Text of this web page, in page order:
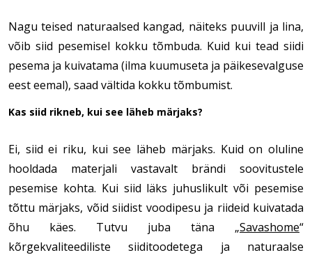
Nagu teised naturaalsed kangad, näiteks puuvill ja lina,
võib siid pesemisel kokku tõmbuda. Kuid kui tead siidi
pesema ja kuivatama (ilma kuumuseta ja päikesevalguse
eest eemal), saad vältida kokku tõmbumist.
Kas siid rikneb, kui see läheb märjaks?
Ei, siid ei riku, kui see läheb märjaks. Kuid on oluline
hooldada materjali vastavalt brändi soovitustele
pesemise kohta. Kui siid läks juhuslikult või pesemise
tõttu märjaks, võid siidist voodipesu ja riideid kuivatada
õhu käes. Tutvu juba täna „Savashome“
kõrgekvaliteediliste siiditoodetega ja naturaalse